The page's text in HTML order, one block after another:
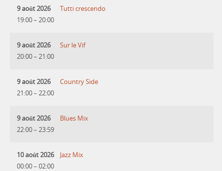
9 août 2026
19:00– 20:00
Tutti crescendo
9 août 2026
20:00– 21:00
Sur le Vif
9 août 2026
21:00– 22:00
Country Side
9 août 2026
22:00– 23:59
Blues Mix
10 août 2026
00:00– 02:00
Jazz Mix